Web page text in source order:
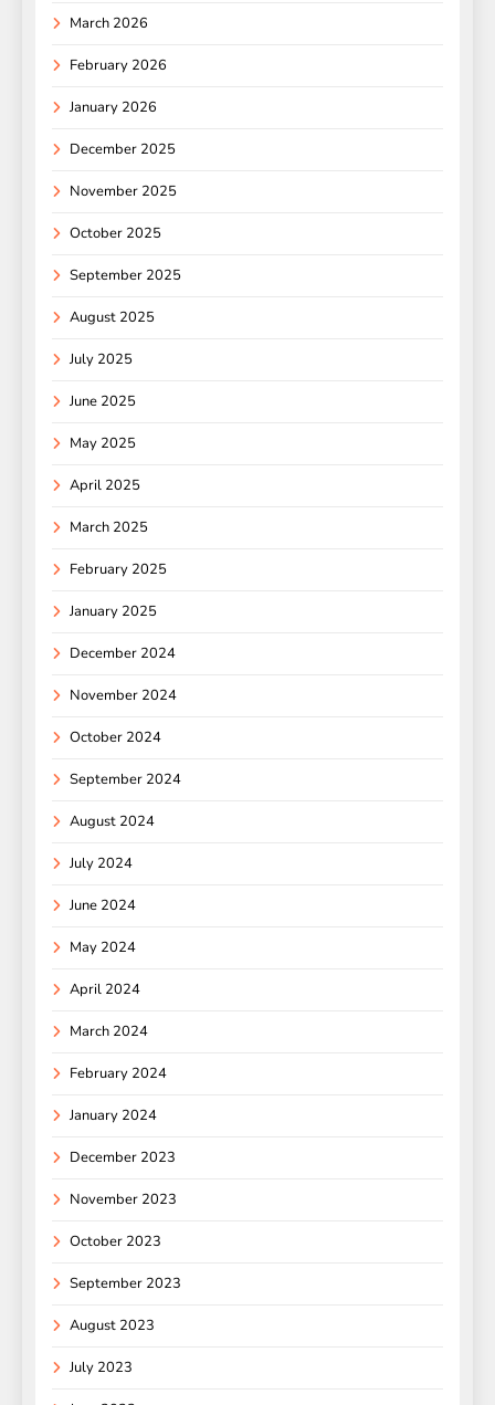
March 2026
February 2026
January 2026
December 2025
November 2025
October 2025
September 2025
August 2025
July 2025
June 2025
May 2025
April 2025
March 2025
February 2025
January 2025
December 2024
November 2024
October 2024
September 2024
August 2024
July 2024
June 2024
May 2024
April 2024
March 2024
February 2024
January 2024
December 2023
November 2023
October 2023
September 2023
August 2023
July 2023